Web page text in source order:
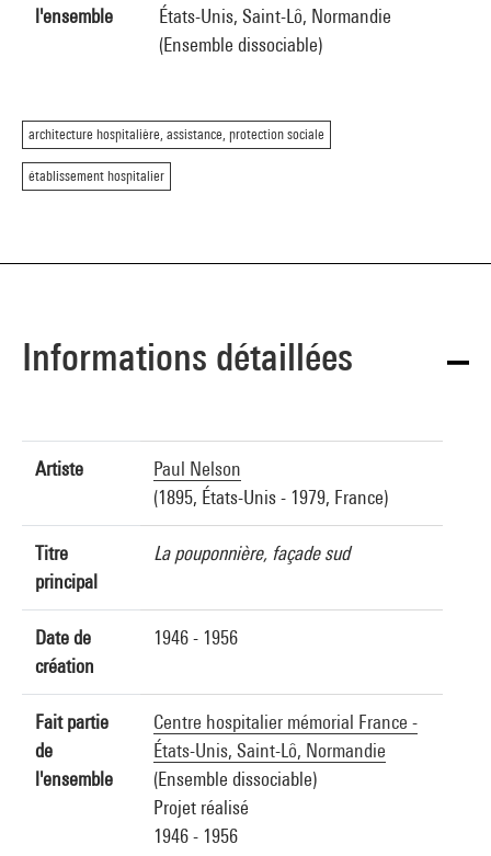
l'ensemble
États-Unis, Saint-Lô, Normandie
(Ensemble dissociable)
architecture hospitalière, assistance, protection sociale
établissement hospitalier
Informations détaillées
Artiste
Paul Nelson
(1895, États-Unis - 1979, France)
Titre
principal
La pouponnière, façade sud
Date de
création
1946 - 1956
Fait partie
de
l'ensemble
Centre hospitalier mémorial France -
États-Unis, Saint-Lô, Normandie
(Ensemble dissociable)
Projet réalisé
1946 - 1956